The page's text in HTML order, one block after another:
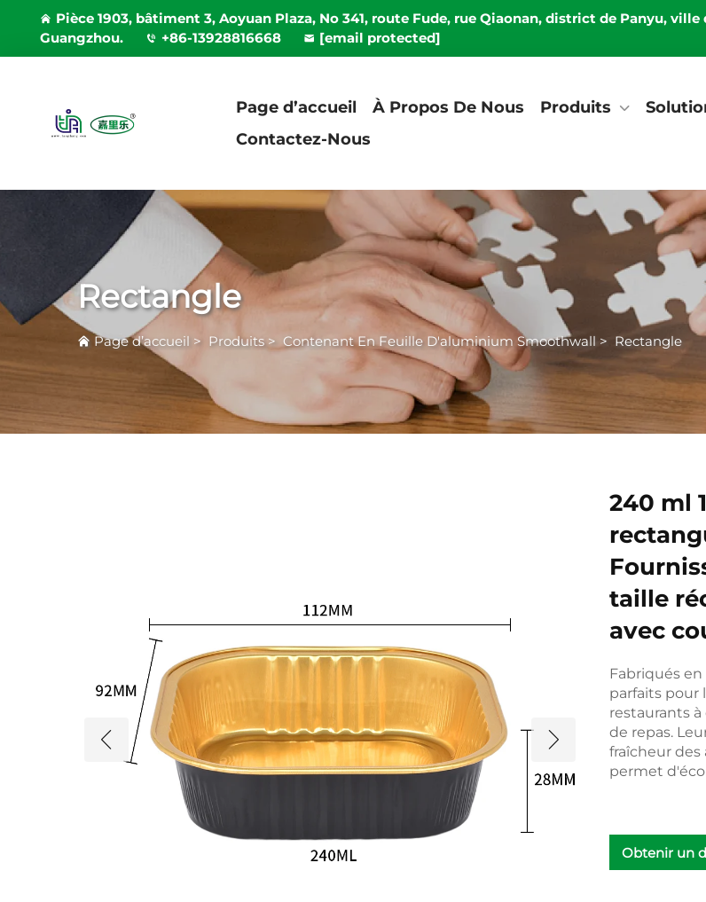
Pièce 1903, bâtiment 3, Aoyuan Plaza, No 341, route Fude, rue Qiaonan, district de Panyu, ville
Guangzhou.
+86-13928816668 [email protected]
Page d’accueil À Propos De Nous Produits
Contactez-Nous
Rectangle
Page d’accueil > Produits> Contenant En Feuille D'aluminium Smoothwall > Rectangle
240 ml
taille
avec
Fabriqués
parfaits pour
restaurants
de repas.
fraîcheur
permet
Obtenir un